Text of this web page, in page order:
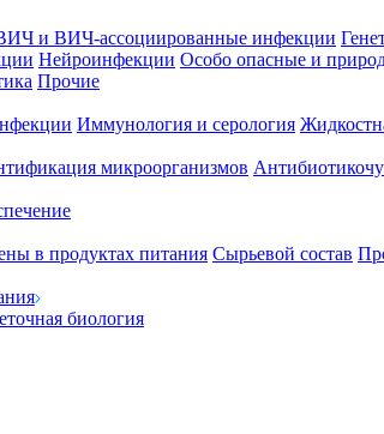
и ВИЧ-ассоциированные инфекции
Нейроинфекции Особо опасные и
Прочие
Иммунология и серология
микроорганизмов
в продуктах питания Сырьевой состав
биология